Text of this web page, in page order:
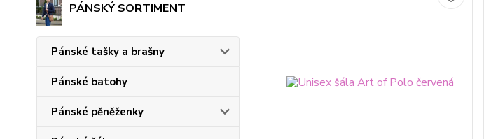
PÁNSKÝ SORTIMENT
Pánské tašky a brašny
Pánské batohy
Pánské pěněženky